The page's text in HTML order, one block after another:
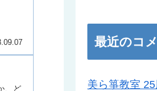
、ど
最近のコ
美ら箏教室